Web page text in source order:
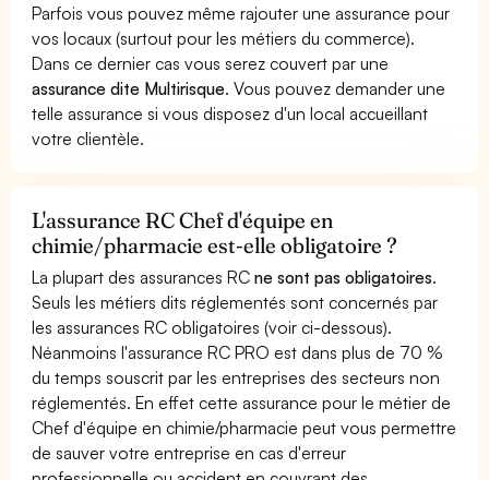
Parfois vous pouvez même rajouter une assurance pour
vos locaux (surtout pour les métiers du commerce).
Dans ce dernier cas vous serez couvert par une
assurance dite Multirisque. Vous pouvez demander une
telle assurance si vous disposez d'un local accueillant
votre clientèle.
L'assurance RC Chef d'équipe en
chimie/pharmacie est-elle obligatoire ?
La plupart des assurances RCne sont pas obligatoires.
Seuls les métiers dits réglementés sont concernés par
les assurances RC obligatoires (voir ci-dessous).
Néanmoins l'assurance RC PRO est dans plus de 70 %
du temps souscrit par les entreprises des secteurs non
réglementés. En effet cette assurance pour le métier de
Chef d'équipe en chimie/pharmacie peut vous permettre
de sauver votre entreprise en cas d'erreur